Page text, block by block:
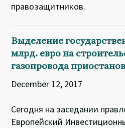
правозащитников.
Выделение
млрд. евро на
газопровода
December 12, 2017
Сегодня на заседании
Европейский